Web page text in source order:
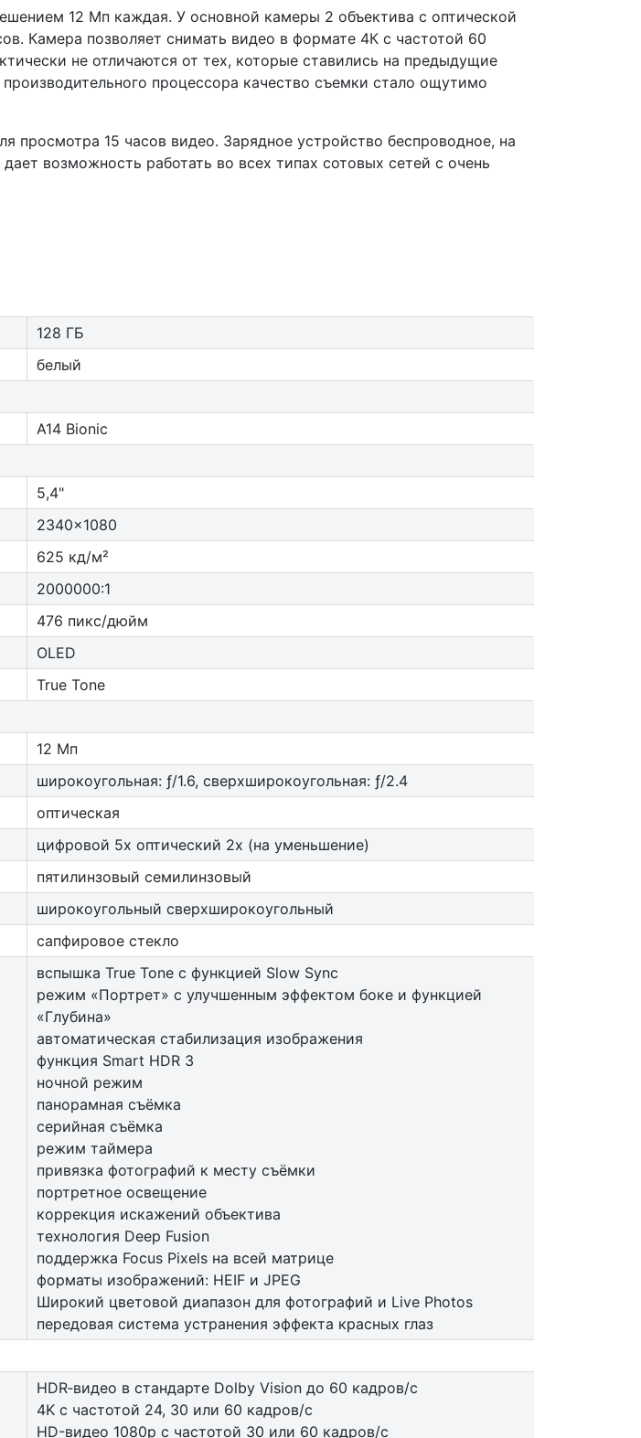
12 Мп каждая. У основной камеры 2 объектива с оптической
Камера позволяет снимать видео в формате 4К с частотой 60
не отличаются от тех, которые ставились на предыдущие
процессора качество съемки стало ощутимо
просмотра 15 часов видео. Зарядное устройство беспроводное, на
возможность работать во всех типах сотовых сетей с очень
128 ГБ
белый
A14 Bionic
5,4"
2340x1080
625 кд/м²
2000000:1
476 пикс/дюйм
OLED
True Tone
12 Мп
широкоугольная: ƒ/1.6, сверхшироко­угольная: ƒ/2.4
оптическая
цифровой 5x оптический 2x (на уменьшение)
пятилинзовый семилинзовый
широкоугольный сверхширокоугольный
сапфировое стекло
вспышка True Tone с функцией Slow Sync
режим «Портрет» с улучшенным эффектом боке и функцией
«Глубина»
автоматическая стабилизация изображения
функция Smart HDR 3
ночной режим
панорамная съёмка
серийная съëмка
режим таймера
привязка фотографий к месту съёмки
портретное освещение
коррекция искажений объектива
технология Deep Fusion
поддержка Focus Pixels на всей матрице
форматы изображений: HEIF и JPEG
Широкий цветовой диапазон для фотографий и Live Photos
передовая система устранения эффекта красных глаз
HDR‑видео в стандарте Dolby Vision до 60 кадров/ с
4K с частотой 24, 30 или 60 кадров/ с
HD-видео 1080p с частотой 30 или 60 кадров/ с